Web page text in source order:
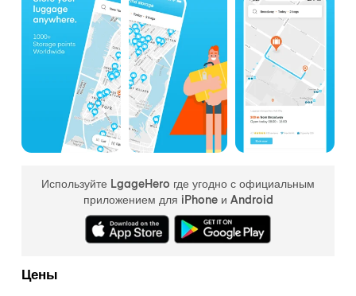
Используйте LgageHero где угодно с официальным
приложением для iPhone и Android
Цены